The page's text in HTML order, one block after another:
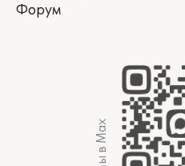
Форум
Мы в Max